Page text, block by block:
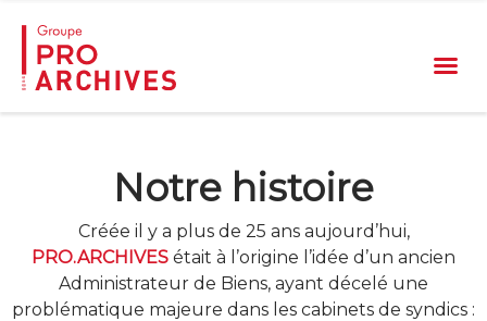
Notre histoire
Créée il y a plus de 25 ans aujourd’hui,
PRO.ARCHIVES était à l’origine l’idée d’un ancien
Administrateur de Biens, ayant décelé une
problématique majeure dans les cabinets de syndics :